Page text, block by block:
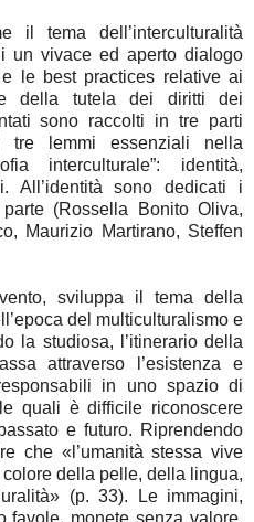
il tema dell’interculturalità
un vivace ed aperto dialogo
le best practices relative ai
e della tutela dei diritti dei
sono raccolti in tre parti
tre lemmi essenziali nella
interculturale”: identità,
All’identità sono dedicati i
(Rossella Bonito Oliva,
Maurizio Martirano, Steffen
cioè una comunità ideale di piena intesa fra tutti i membri che la compongono. A differenza di Habermas, che concepiva il principio del discorso come un mero regolamento procedurale neutro dal punto di vista morale, per Apel, invece, esso è il fondamento stesso della morale. La dimensione di giustizia delle norme morali costituisce, secondo Apel, la «“base (....) dell’idea dei ‛diritti dell’uomo’ e rende possibile la loro fondazione ultima etico-discorsiva”» (p. 108). Tale fondazione non si basa su «una metafisica del diritto naturale», ma è «“co-fondata, alla fin fine, con la fondazione trascendental-pragmatica della morale”» (ibidem). Il saggio di Bentivegna si sofferma sulle valenze etico-politiche dell’interculturalità. «La comprensione tra individui e tra culture pone innanzitutto l’esigenza della teorizzazione di una nuova ermeneutica e della relativa comunicabilità, di un nuovo umanesimo e di un nuovo cosmopolitismo» (p. 118). La sfida dell’interculturalità, come «strumento di pace» (p. 128), sarà vincente «a condizione di affrontarla con adeguate categorie e con la volontà di porre in essere una sospensione metodologica delle proprie radici e tradizioni per l’ascolto dell’altro (anche appartenente al nostro modo di pensare) a cui si riconosce parità di diritti e di opportunità come imperativo etico e politico» (p. 119). Uno sguardo latinoamericano sulla questione dell’interculturalità ci viene offerto da Martín Fiorino. Nel contesto delle lotte per il riconoscimento della dignità umana, in America Latina, si possono individuare tre momenti fondamentalii: ‛Etica Latinoamericana’, ‛Etica della Liberazione’ ed ‛Etica Interculturale Latinoamericana’. L’‛Etica Latinoamericana’, collocata nella seconda metà del XX secolo, ha sottolineato la valorizzazione dell’indoamericano e delle culture aborigene. L’‛Etica della Liberazione’ è sorta negli anni ’70 in Argentina (grazie a Enrique Dussel), per poi espandersi in Messico, Perù, Brasile, Uruguay e in altri paesi latinoamericani. Il riconoscimento della dignità umana sarebbe stato l’esito di lotte di liberazione contro il potere neocoloniale e imperialista. L’‛Etica Interculturale Latinoamericana’, infine, si è sviluppata nelle ultime due decadi del XX secolo, quando viene presentata da alcuni dei suoi principali teorici (R. Fornet-Betancourt, R. Salas) come un’etica pensata per contesti conflittuali. Gessa Kurotschka propone un’interessante riflessione sui fondamenti pre-politici e sui presupposti cognitivi dello Stato costituzionale e democratico nell’ambito dei rapporti tra religione e politica. Le posizioni di Habermas e Taylor divergono sul senso e sul ruolo della religione nella sfera pubblica. «Habermas - scrive la studiosa - ne definisce bene la rilevanza funzionale, legata alla contingenza storico-politica della perdita dell’influenza dei valori laici a causa di certi effetti negativi della globalizzazione. Per Taylor, invece, l’apprezzamento dell’esperienza religiosa (...) è motivato piuttosto da una profonda revisione della teoria classica della secolarizzazione che ne mette in evidenza le carenze proprio sul piano della diagnosi implicita nella filosofia della storia che ne costituiva il presupposto» (p. 149). Rispetto a Habermas e Taylor, Martha Nussbaum sostiene invece la grande importanza dell’esperienza religiosa. Pertanto lo Stato ha il compito di tutelare la possibilità che quest’esperienza possa essere vissuta da tutti i cittadini credenti nel rispetto dell’uguaglianza. Gessa Kurotschka ricorda che negli ultimi anni sono stati pubblicati due importanti volumi, dedicati alla memoria di Rawls, che hanno messo in discussione il concetto di giustizia: Le nuove frontiere della giustizia di Nussbaum, e The Idea of Justice di Sen. L’approccio delle capacità, pensato inizialmente sia da Sen sia da Nussbaum per risolvere i problemi distributivi che la teoria di Rawls non riesce a risolvere, è, fin dalle fondamenta, interculturale, in quanto fra le capacità umane essenziali, che «tutti devono acquisire per poter avere una vita davvero umana», vi è quella di «ricercare il senso ultimo della vita e della morte» (p. 156). In The Idea of Justice, Sen affronta il problema del riferimento pre-politico della teoria liberale. Se Habermas e Taylor «ricostruiscono i presupposti normativi della democrazia a partire dalla vicenda storico-politica dell’occidente europeo», Sen «rivendica l’appartenenza di tali presupposti alla più ampia storia dell’umanità» (p. 158). Biopolitica e biofilosofia s’intersecano nel contributo di Recchia Luciani. Lo studioso trae spunto dalle acute osservazioni di Canetti in Massa e potere (1960) sulla perversione del potere di Hitler, per articolare, attraverso la lezione di Foucault e della Arendt, una disamina sul biopotere ed i paradigmi dell’orrore nella violenza totalitaria, avanzando l’ipotesi di un radicamento biofilosofico nella rifondazione dei diritti sulla base “trascendentale-plurive